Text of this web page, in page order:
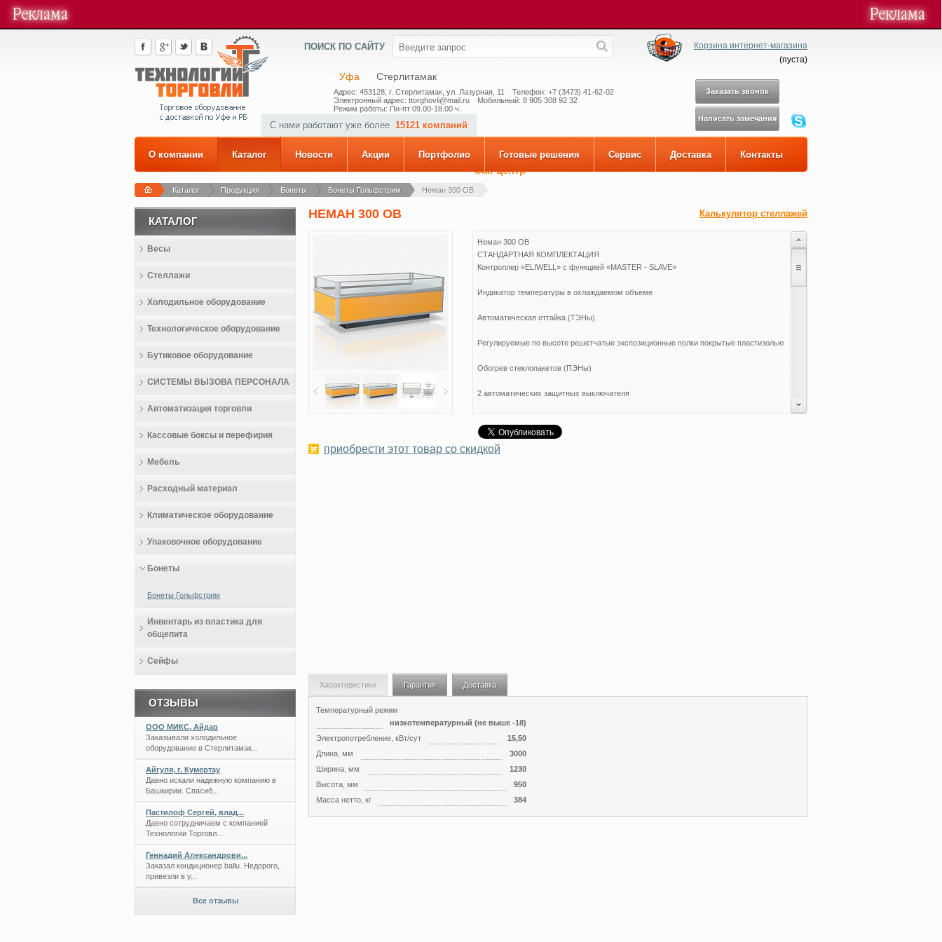
ПОИСК ПО САЙТУ
Корзина интернет-магазина
(пуста)
Уфа Стерлитамак
Адрес: 453128, г. Стерлитамак, ул. Лазурная, 11
Телефон: +7 (3473) 41-62-02
Электронный адрес: ttorghovli@mail.ru
Мобильный: 8 905 308 92 32
Режим работы: Пн-пт 09.00-18.00 ч.
Заказать звонок
Написать замечания
Call-центр
С нами работают уже более 15121 компаний
О компании Каталог Новости Акции Портфолио Готовые решения Сервис Доставка Контакты
Каталог Продукция Бонеты Бонеты Гольфстрим Неман 300 ОВ
Калькулятор стеллажей
НЕМАН 300 ОВ
Неман 300 ОВ
СТАНДАРТНАЯ КОМПЛЕКТАЦИЯ
Контроллер «ELIWELL» с функцией «MASTER - SLAVE»
Индикатор температуры в охлаждаемом объеме
Автоматическая оттайка (ТЭНы)
Регулируемые по высоте решетчатые экспозиционные полки покрытые пластизолью
Обогрев стеклопакетов (ПЭНы)
2 автоматических защитных выключателя
Ценникодержатели по длине стеклопакетов
приобрести этот товар со скидкой
Характеристики Гарантия Доставка
Температурный режим
низкотемпературный (не выше -18)
Электропотребление, кВт/сут
15,50
Длина, мм
3000
Ширина, мм
1230
Высота, мм
950
Масса нетто, кг
384
КАТАЛОГ
Весы
Стеллажи
Холодильное оборудование
Технологическое оборудование
Бутиковое оборудование
СИСТЕМЫ ВЫЗОВА ПЕРСОНАЛА
Автоматизация торговли
Кассовые боксы и перефирия
Мебель
Расходный материал
Климатическое оборудование
Упаковочное оборудование
Бонеты
Бонеты Гольфстрим
Инвентарь из пластика для
общепита
Сейфы
ОТЗЫВЫ
ООО МИКС, Айдар
Заказывали холодильное
оборудование в Стерлитамак...
Айгуля, г. Кумертау
Давно искали надежную компанию в
Башкирии. Спасиб...
Пастилоф Сергей, влад...
Давно сотрудничаем с компанией
Технологии Торговл...
Геннадий Александрови...
Заказал кондиционер ballu. Недорого,
привезли в у...
Все отзывы